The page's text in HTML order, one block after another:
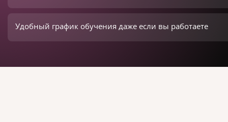
Удобный график обучения даже если вы работаете